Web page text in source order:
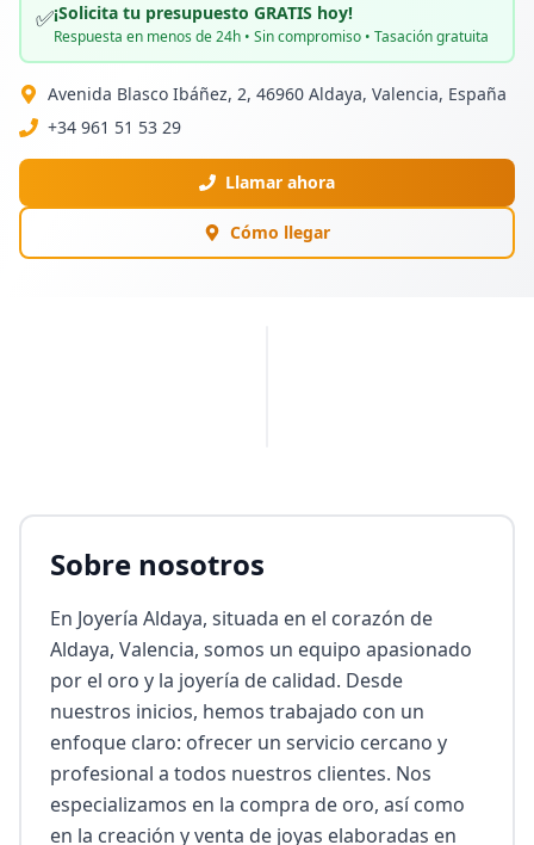
✅¡Solicita tu presupuesto GRATIS hoy!
Respuesta en menos de 24h • Sin compromiso • Tasación gratuita
Avenida Blasco Ibáñez, 2, 46960 Aldaya, Valencia, España
+34 961 51 53 29
Llamar ahora
Cómo llegar
Sobre nosotros
En Joyería Aldaya, situada en el corazón de
Aldaya, Valencia, somos un equipo apasionado
por el oro y la joyería de calidad. Desde
nuestros inicios, hemos trabajado con un
enfoque claro: ofrecer un servicio cercano y
profesional a todos nuestros clientes. Nos
especializamos en la compra de oro, así como
en la creación y venta de joyas elaboradas en